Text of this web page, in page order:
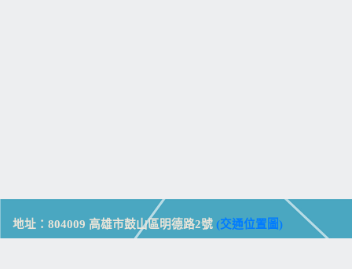
地址：804009 高雄市鼓山區明德路2號 (交通位置圖)